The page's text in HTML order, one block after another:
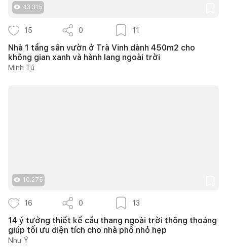
43.315
15 0 11
Nhà 1 tầng sân vườn ở Trà Vinh dành 450m2 cho
không gian xanh và hành lang ngoài trời
Minh Tú
10.275
16 0 13
14 ý tưởng thiết kế cầu thang ngoài trời thông thoáng
giúp tối ưu diện tích cho nhà phố nhỏ hẹp
Như Ý